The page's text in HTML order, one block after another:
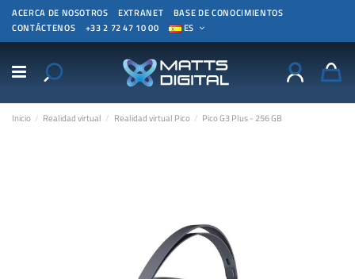
ACERCA DE NOSOTROS EXTRANET
BASE DE CONOCIMIENTOS
CONTÁCTENOS
+33 2 72 47 10 00 ES
Inicio Realidad virtual Realidad virtual Pico Pico G3 Plus - 256 GB